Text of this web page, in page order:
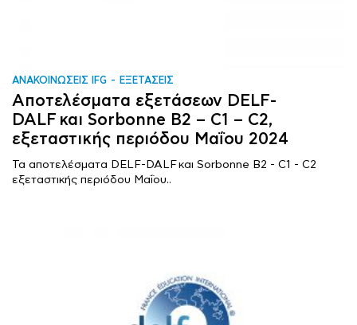
ΑΝΑΚΟΙΝΩΣΕΙΣ IFG ΕΞΕΤΑΣΕΙΣ
Αποτελέσματα εξετάσεων DELF-
DALF και Sorbonne B2 – C1 – C2,
εξεταστικής περιόδου Μαΐου 2024
Τα αποτελέσματα DELF-DALF και Sorbonne B2 - C1 - C2
εξεταστικής περιόδου Μαΐου..